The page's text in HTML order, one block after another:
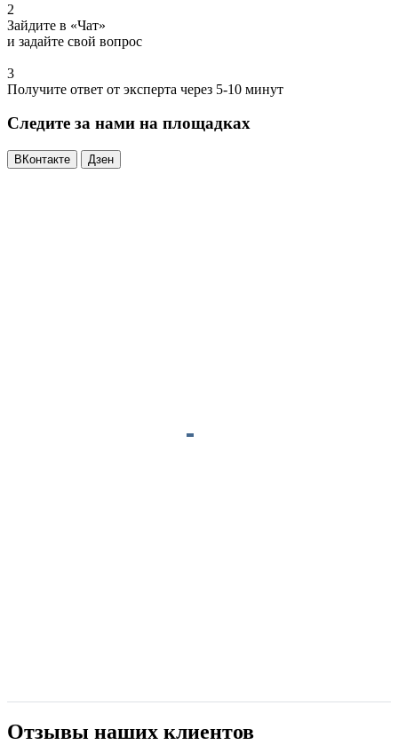
2
Зайдите в «Чат»
и задайте свой вопрос
3
Получите ответ от эксперта через 5-10 минут
Следите за нами на площадках
ВКонтакте Дзен
Отзывы наших клиентов